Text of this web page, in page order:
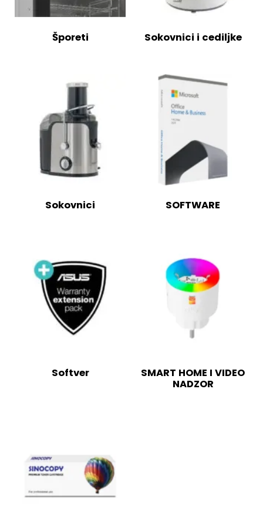
Šporeti Sokovnici i cediljke
Sokovnici SOFTWARE
Softver
SMART HOME I VIDEO
NADZOR